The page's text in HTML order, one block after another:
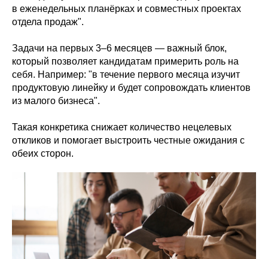
в еженедельных планёрках и совместных проектах
отдела продаж".
Задачи на первых 3–6 месяцев — важный блок,
который позволяет кандидатам примерить роль на
себя. Например: "в течение первого месяца изучит
продуктовую линейку и будет сопровождать клиентов
из малого бизнеса".
Такая конкретика снижает количество нецелевых
откликов и помогает выстроить честные ожидания с
обеих сторон.